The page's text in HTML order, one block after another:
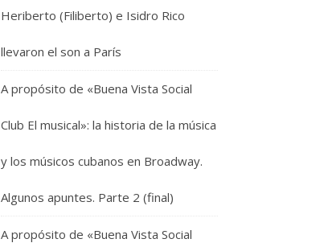
Heriberto (Filiberto) e Isidro Rico
llevaron el son a París
A propósito de «Buena Vista Social
Club El musical»: la historia de la música
y los músicos cubanos en Broadway.
Algunos apuntes. Parte 2 (final)
A propósito de «Buena Vista Social